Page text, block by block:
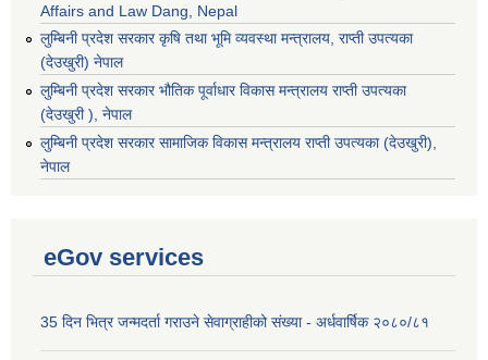
Affairs and Law Dang, Nepal
लुम्बिनी प्रदेश सरकार कृषि तथा भूमि व्यवस्था मन्त्रालय, राप्ती उपत्यका
(देउखुरी) नेपाल
लुम्बिनी प्रदेश सरकार भौतिक पूर्वाधार विकास मन्त्रालय राप्ती उपत्यका
(देउखुरी ), नेपाल
‌लुम्बिनी प्रदेश सरकार सामाजिक विकास मन्‍‍त्रालय राप्ती उपत्यका (देउखुरी),
नेपाल
eGov services
35 दिन भित्र जन्मदर्ता गराउने सेवाग्राहीको संख्या - अर्धवार्षिक २०८०/८१